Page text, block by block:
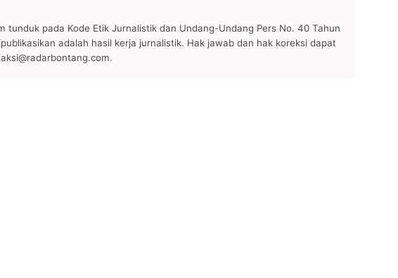
tunduk pada Kode Etik Jurnalistik dan Undang-Undang Pers No. 40 Tahun
adalah hasil kerja jurnalistik. Hak jawab dan hak koreksi dapat